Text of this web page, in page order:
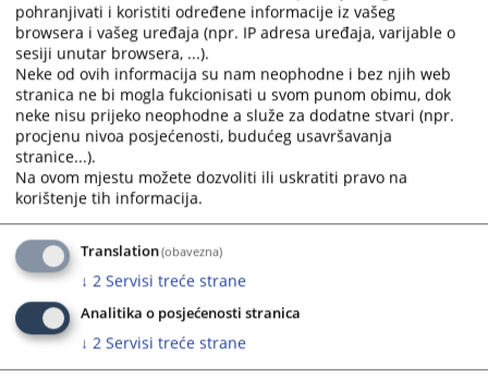
select
a
date.
Press
the
question
mark
key
to
get
the
keyboard
shortcuts
for
changing
dates.
select
a
date.
Press
the
question
key
to
get
the
keyboard
for
changing
dates.
pohranjivati i koristiti određene informacije iz vašeg
browsera i vašeg uređaja (npr. IP adresa uređaja, varijable o
sesiji unutar browsera, ...).
Neke od ovih informacija su nam neophodne i bez njih web
stranica ne bi mogla fukcionisati u svom punom obimu, dok
neke nisu prijeko neophodne a služe za dodatne stvari (npr.
procjenu nivoa posjećenosti, budućeg usavršavanja
stranice...).
Na ovom mjestu možete dozvoliti ili uskratiti pravo na
korištenje tih informacija.
Translation(obavezna)
↓ 2 Servisi treće strane
Analitika o posjećenosti stranica
↓ 2 Servisi treće strane